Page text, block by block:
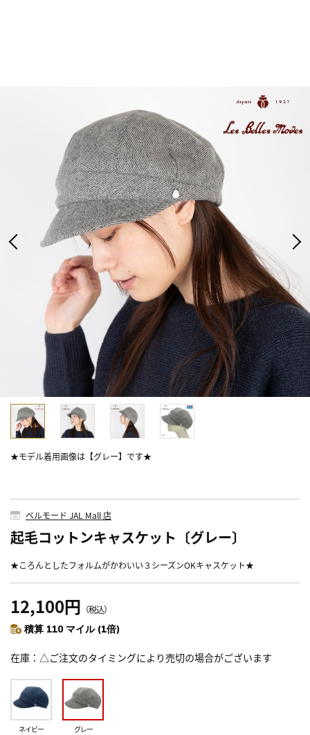
★モデル着用画像は【グレー】です★
ベルモード JAL Mall 店
起毛コットンキャスケット〔グレー〕
★ころんとしたフォルムがかわいい３シーズンOKキャスケット★
12,100円 （税込）
積算 110 マイル (1倍)
在庫 △ご注文のタイミングにより売切の場合がございます
ネイビー グレー